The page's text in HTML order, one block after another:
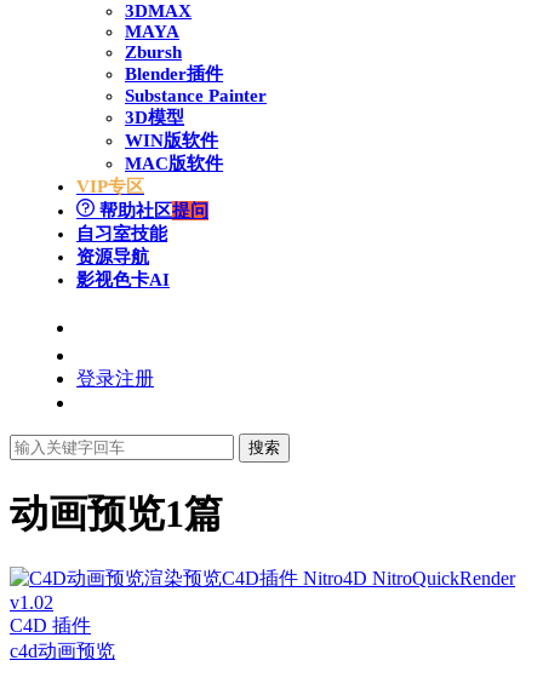
3DMAX
MAYA
Zbursh
Blender插件
Substance Painter
3D模型
WIN版软件
MAC版软件
VIP专区
帮助社区提问
自习室技能
资源导航
影视色卡AI
登录注册
搜索
动画预览1篇
C4D 插件
c4d动画预览